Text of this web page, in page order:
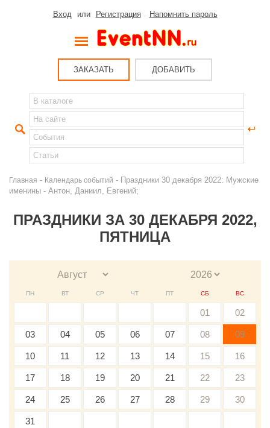
Вход или Регистрация Напомнить пароль
ЗАКАЗАТЬ ДОБАВИТЬ
Главная - Календарь событий - Праздники 30 декабря 2022: Мужские
именины - Антон, Даниил, Евгений;
ПРАЗДНИКИ ЗА 30 ДЕКАБРЯ 2022,
ПЯТНИЦА
ПН ВТ СР ЧТ ПТ СБ ВС
01 02
03 04 05 06 07 08 09
10 11 12 13 14 15 16
17 18 19 20 21 22 23
24 25 26 27 28 29 30
31